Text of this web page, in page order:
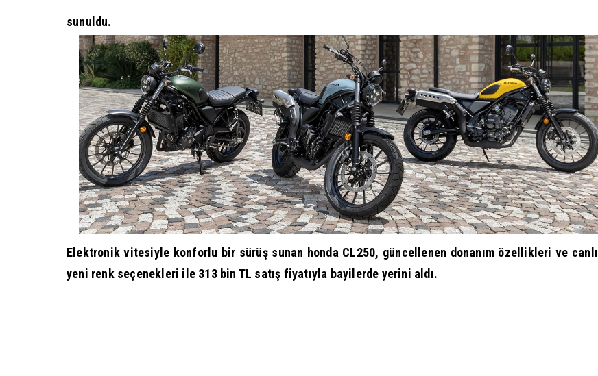
sunuldu.
Elektronik vitesiyle konforlu bir sürüş sunan honda CL250, güncellenen donanım özellikleri ve canlı
yeni renk seçenekleri ile 313 bin TL satış fiyatıyla bayilerde yerini aldı.